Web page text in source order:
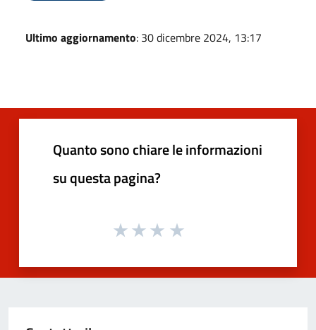
Ultimo aggiornamento: 30 dicembre 2024, 13:17
Quanto sono chiare le informazioni
su questa pagina?